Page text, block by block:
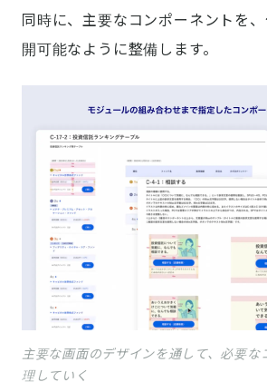
同時に、主要なコンポーネントを
開可能なように整備します。
主要な画面のデザインを通して、必要な
理していく